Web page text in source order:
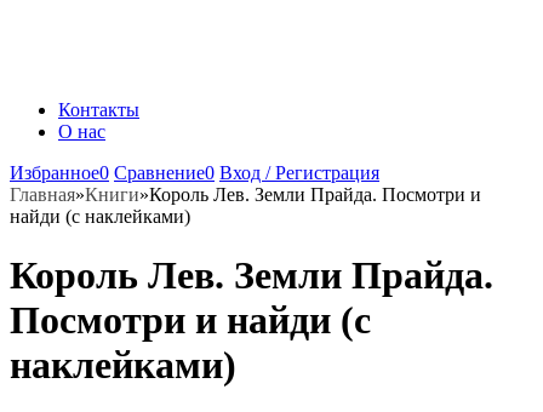
Контакты
О нас
Избранное0 Сравнение0 Вход / Регистрация
Главная»Книги»Король Лев. Земли Прайда. Посмотри и
найди (с наклейками)
Король Лев. Земли Прайда.
Посмотри и найди (с
наклейками)